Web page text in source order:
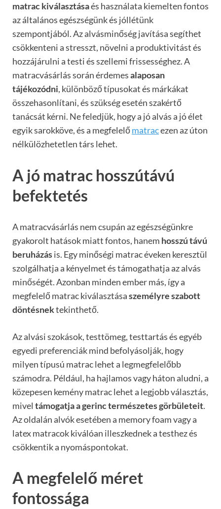
matrac kiválasztásaés használata kiemelten fontos
az általános egészségünk és jóllétünk
szempontjából. Az alvásminőség javítása segíthet
csökkenteni a stresszt, növelni a produktivitást és
hozzájárulni a testi és szellemi frissességhez. A
matracvásárlás során érdemesalaposan
tájékozódni, különböző típusokat és márkákat
összehasonlítani, és szükség esetén szakértő
tanácsát kérni. Ne feledjük, hogy a jó alvás a jó élet
egyik sarokköve, és a megfelelőmatracezen az úton
nélkülözhetetlen társ lehet.
A jó matrac hosszútávú
befektetés
A matracvásárlás nem csupán az egészségünkre
gyakorolt hatások miatt fontos, hanem hosszú távú
beruházásis. Egy minőségi matrac éveken keresztül
szolgálhatja a kényelmet és támogathatja az alvás
minőségét. Azonban minden ember más, így a
megfelelő matrac kiválasztásaszemélyre szabott
döntésnektekinthető.
Az alvási szokások, testtömeg, testtartás és egyéb
egyedi preferenciák mind befolyásolják, hogy
milyen típusú matrac lehet a legmegfelelőbb
számodra. Például, ha hajlamos vagy háton aludni, a
közepesen kemény matrac lehet a legjobb választás,
mivel támogatja a gerinc természetes görbületeit.
Az oldalán alvók esetében a memory foam vagy a
latex matracok kiválóan illeszkednek a testhez és
csökkentik a nyomáspontokat.
A megfelelő méret
fontossága